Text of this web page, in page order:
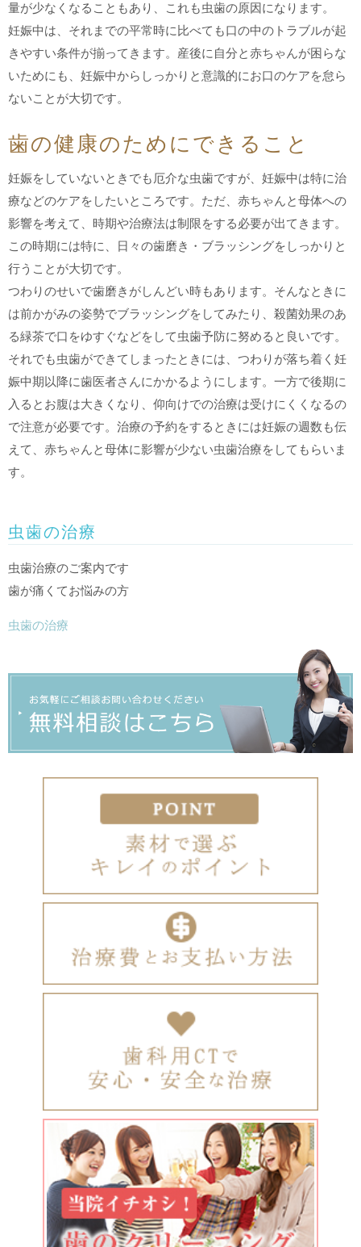
量が少なくなることもあり、これも虫歯の原因になります。
妊娠中は、それまでの平常時に比べても口の中のトラブルが起
きやすい条件が揃ってきます。産後に自分と赤ちゃんが困らな
いためにも、妊娠中からしっかりと意識的にお口のケアを怠ら
ないことが大切です。
歯の健康のためにできること
妊娠をしていないときでも厄介な虫歯ですが、妊娠中は特に治
療などのケアをしたいところです。ただ、赤ちゃんと母体への
影響を考えて、時期や治療法は制限をする必要が出てきます。
この時期には特に、日々の歯磨き・ブラッシングをしっかりと
行うことが大切です。
つわりのせいで歯磨きがしんどい時もあります。そんなときに
は前かがみの姿勢でブラッシングをしてみたり、殺菌効果のあ
る緑茶で口をゆすぐなどをして虫歯予防に努めると良いです。
それでも虫歯ができてしまったときには、つわりが落ち着く妊
娠中期以降に歯医者さんにかかるようにします。一方で後期に
入るとお腹は大きくなり、仰向けでの治療は受けにくくなるの
で注意が必要です。治療の予約をするときには妊娠の週数も伝
えて、赤ちゃんと母体に影響が少ない虫歯治療をしてもらいま
す。
虫歯の治療
虫歯治療のご案内です
歯が痛くてお悩みの方
虫歯の治療